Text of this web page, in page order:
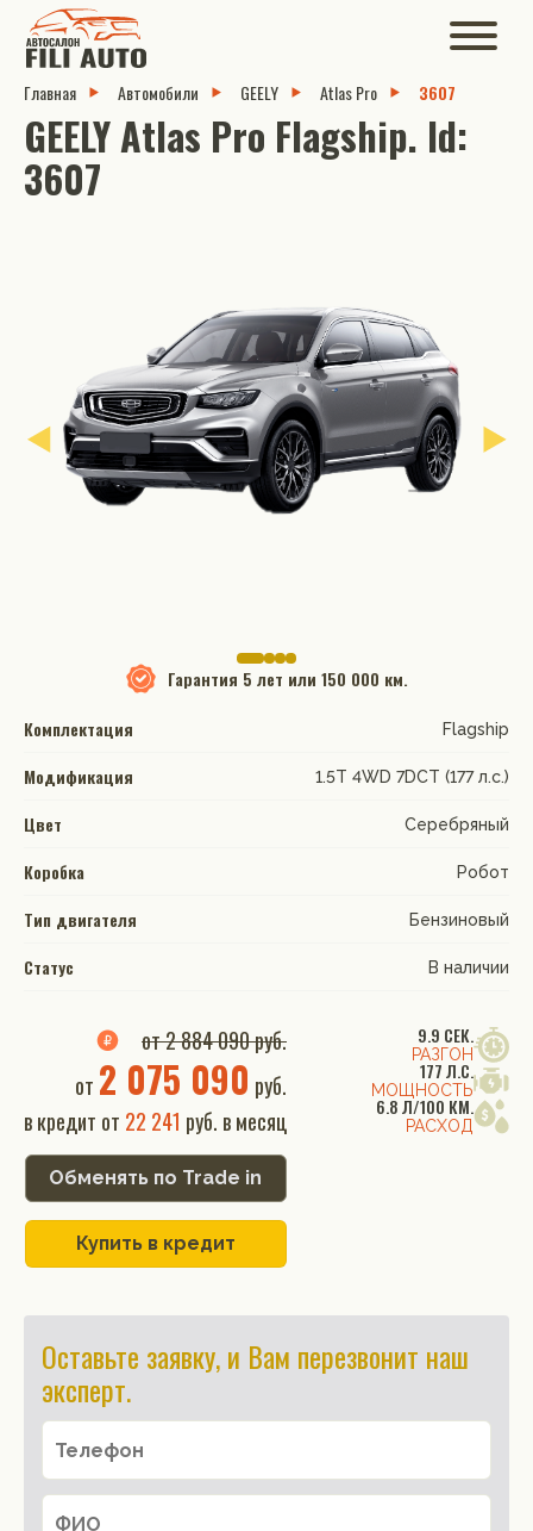
Главная Автомобили GEELY Atlas Pro 3607
GEELY Atlas Pro Flagship. Id:
3607
Гарантия 5 лет или 150 000 км.
Комплектация
Flagship
Модификация 1.5T 4WD 7DCT (177 л.с.)
Цвет Серебряный
Коробка Робот
Тип двигателя Бензиновый
Статус В наличии
9.9 СЕК.
РАЗГОН
177 Л.С.
МОЩНОСТЬ
6.8 Л/100 КМ.
РАСХОД
от 2 884 090 руб.
от 2 075 090 руб.
в кредит от 22 241 руб. в месяц
Обменять по Trade in
Купить в кредит
Оставьте заявку, и Вам перезвонит наш
эксперт.